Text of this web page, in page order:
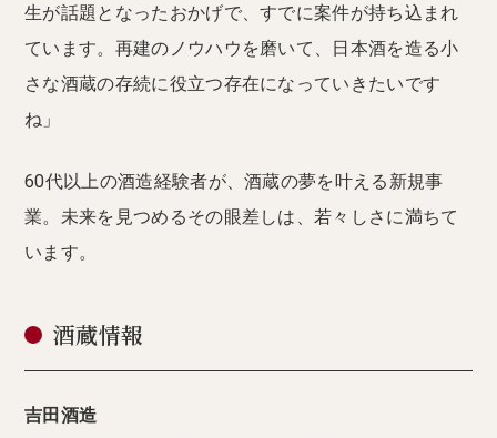
生が話題となったおかげで、すでに案件が持ち込まれ
ています。再建のノウハウを磨いて、日本酒を造る小
さな酒蔵の存続に役立つ存在になっていきたいです
ね」
60代以上の酒造経験者が、酒蔵の夢を叶える新規事
業。未来を見つめるその眼差しは、若々しさに満ちて
います。
酒蔵情報
吉田酒造